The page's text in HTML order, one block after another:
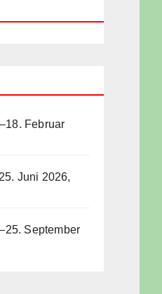
Februar
Juni 2026,
September